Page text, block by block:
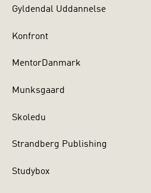
Gyldendal Uddannelse
Konfront
MentorDanmark
Munksgaard
Skoledu
Strandberg Publishing
Studybox